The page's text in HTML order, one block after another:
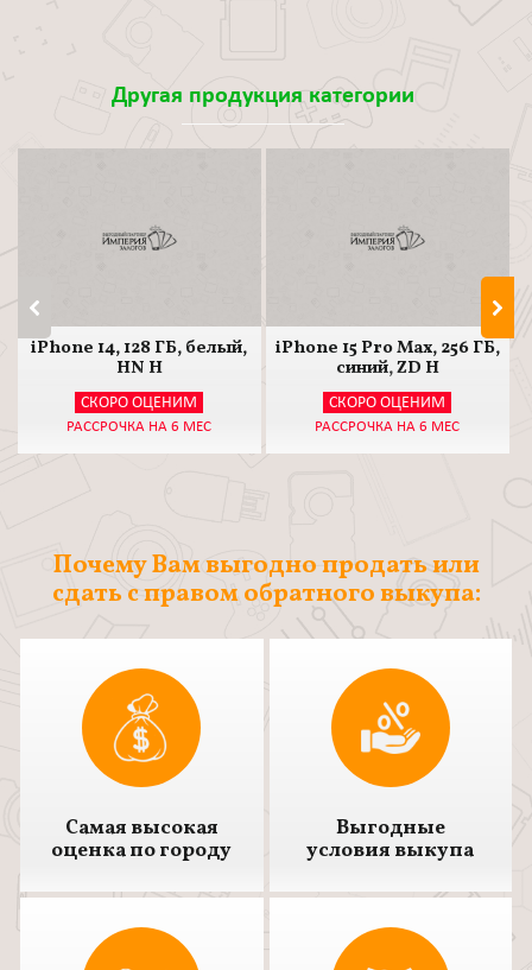
Другая продукция категории
iPhone 14, 128 ГБ, белый,
HN H
СКОРО ОЦЕНИМ
РАССРОЧКА НА 6 МЕС
iPhone 15 Pro Max, 256 ГБ,
синий, ZD H
СКОРО ОЦЕНИМ
РАССРОЧКА НА 6 МЕС
Почему Вам выгодно продать или
сдать с правом обратного выкупа:
Самая высокая
оценка по городу
Выгодные
условия выкупа